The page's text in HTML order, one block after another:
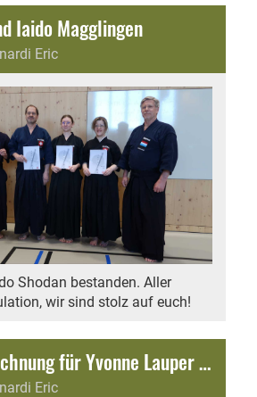
Iaido Magglingen
Eric
Shodan bestanden. Aller
wir sind stolz auf euch!
Renshi Auszeichnung für Yvonne Lauper Sensei
Eric